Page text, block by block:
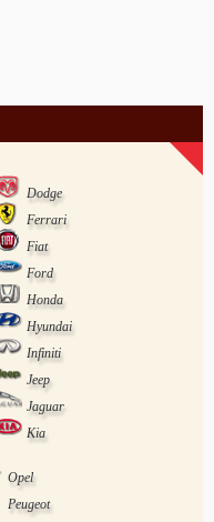
Dodge
Ferrari
Fiat
Ford
Honda
Hyundai
Infiniti
Jeep
Jaguar
Kia
Opel
Peugeot